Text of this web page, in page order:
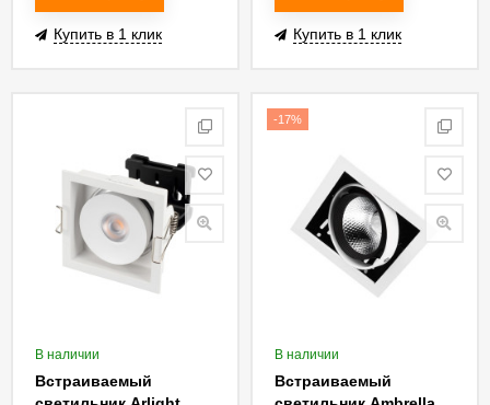
Купить в 1 клик Купить в 1 клик
В наличии
Встраиваемый
-17%
В наличии
Встраиваемый